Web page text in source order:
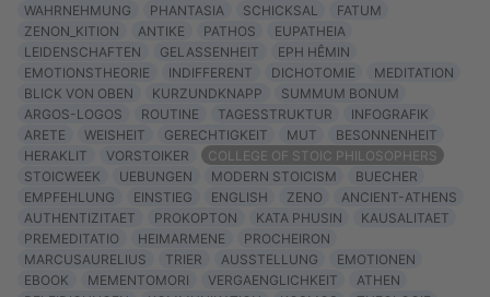
WAHRNEHMUNG
PHANTASIA SCHICKSAL
FATUM
ZENON_KITION
ANTIKE PATHOS
EUPATHEIA
LEIDENSCHAFTEN
GELASSENHEIT
EPH HÊMIN
EMOTIONSTHEORIE
INDIFFERENT DICHOTOMIE
MEDITATION
BLICK VON OBEN
KURZUNDKNAPP
SUMMUM BONUM
ARGOS-LOGOS
ROUTINE TAGESSTRUKTUR
INFOGRAFIK
ARETE
WEISHEIT GERECHTIGKEIT MUT
BESONNENHEIT
HERAKLIT
VORSTOIKER
COLLEGE OF STOIC PHILOSOPHERS
STOICWEEK
UEBUNGEN MODERN STOICISM
BUECHER
EMPFEHLUNG
EINSTIEG ENGLISH ZENO
ANCIENT-ATHENS
AUTHENTIZITAET
PROKOPTON KATA PHUSIN
KAUSALITAET
PREMEDITATIO
HEIMARMENE
PROCHEIRON
MARCUSAURELIUS
TRIER AUSSTELLUNG
EMOTIONEN
EBOOK
MEMENTOMORI VERGAENGLICHKEIT
ATHEN